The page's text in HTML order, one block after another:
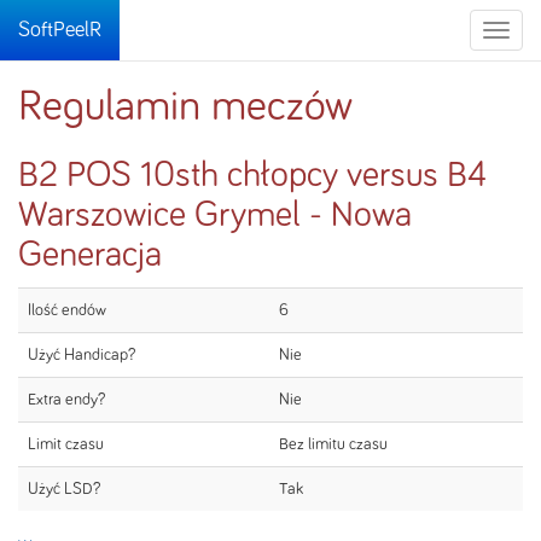
Toggle
SoftPeelR
Regulamin meczów
B2 POS 10sth chłopcy versus B4
Warszowice Grymel - Nowa
Generacja
Ilość endów 6
Użyć Handicap? Nie
Extra endy? Nie
Limit czasu Bez limitu czasu
Użyć LSD? Tak